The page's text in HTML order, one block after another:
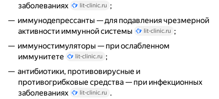
заболеваниях
lit-clinic.ru ;
иммунодепрессанты — для подавления чрезмерной
активности иммунной системы
lit-clinic.ru ;
иммуностимуляторы — при ослабленном
иммунитете
lit-clinic.ru ;
антибиотики, противовирусные и
противогрибковые средства — при инфекционных
заболеваниях
lit-clinic.ru .